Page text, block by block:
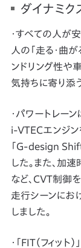
ダイナミク
・すべての人が
人の「走る・曲
ンドリング性や
気持ちに寄り添
・パワートレー
i-VTECエンジン
「G-design
した。また、加
など、CVT制御
走行シーンにお
しました。
・「FIT（フィッ